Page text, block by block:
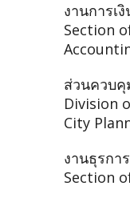
งานการเ
Section
ส่วนควบคุ
Division
City
งานธุรการ
Section